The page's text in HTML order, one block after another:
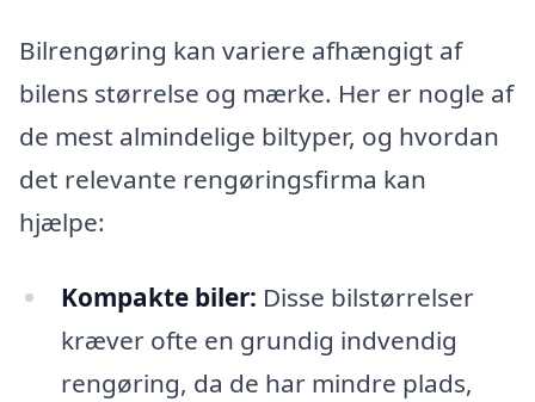
Bilrengøring kan variere afhængigt af
bilens størrelse og mærke. Her er nogle af
de mest almindelige biltyper, og hvordan
det relevante rengøringsfirma kan
hjælpe:
Kompakte biler: Disse bilstørrelser
kræver ofte en grundig indvendig
rengøring, da de har mindre plads,